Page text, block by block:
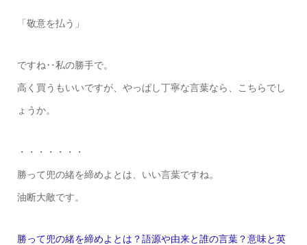
「敬意を払う」
ですね‥私の勝手で。
高く買うもいいですが、やっぱし丁寧な言葉なら、こちらでし
ょうか。
・・・・・・・
勝って兜の緒を締めよとは、いい言葉ですね。
油断大敵です。
勝って兜の緒を締めよとは？語源や由来と誰の言葉？意味と英